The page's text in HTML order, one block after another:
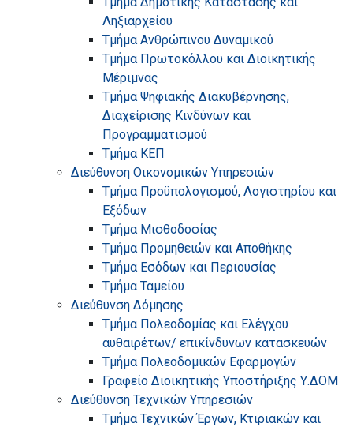
Ληξιαρχείου
Τμήμα Ανθρώπινου Δυναμικού
Τμήμα Πρωτοκόλλου και Διοικητικής
Μέριμνας
Τμήμα Ψηφιακής Διακυβέρνησης,
Διαχείρισης Κινδύνων και
Προγραμματισμού
Τμήμα ΚΕΠ
Διεύθυνση Οικονομικών Υπηρεσιών
Τμήμα Προϋπολογισμού, Λογιστηρίου και
Εξόδων
Τμήμα Μισθοδοσίας
Τμήμα Προμηθειών και Αποθήκης
Τμήμα Εσόδων και Περιουσίας
Τμήμα Ταμείου
Διεύθυνση Δόμησης
Τμήμα Πολεοδομίας και Ελέγχου
αυθαιρέτων/ επικίνδυνων κατασκευών
Τμήμα Πολεοδομικών Εφαρμογών
Γραφείο Διοικητικής Υποστήριξης Υ.ΔΟΜ
Διεύθυνση Τεχνικών Υπηρεσιών
Τμήμα Τεχνικών Έργων, Κτιριακών και